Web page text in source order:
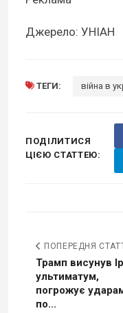
Джерело: УНІАН
ТЕГИ: війна в
ПОДІЛИТИСЯ
ЦІЄЮ СТАТТЕЮ:
ПОПЕРЕДНЯ
Трамп висунув
ультиматум,
погрожує
по...